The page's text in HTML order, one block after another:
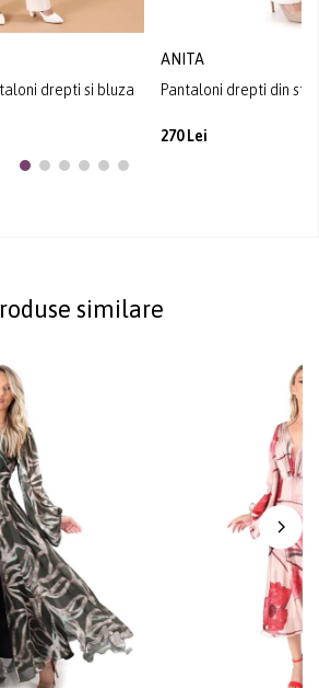
drepti si bluza
ANITA
Pantaloni drepti din
270 Lei
similare